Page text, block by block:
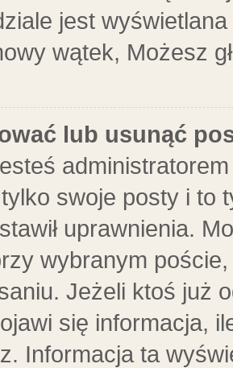
jest
wątek, Możesz
lub usunąć
swoje posty i to
uprawnienia.
wybranym
Jeżeli ktoś już
się informacja,
Informacja ta